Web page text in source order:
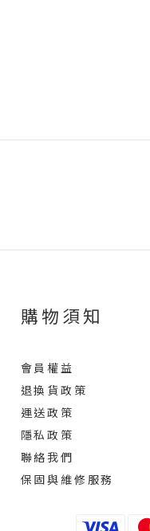
購物須知
會員權益
退換貨政策
運送政策
隱私政策
聯絡我們
保固與維修服務